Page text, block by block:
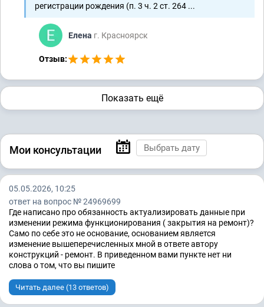
регистрации рождения (п. 3 ч. 2 ст. 264 ...
Елена г. Красноярск
Отзыв:
Показать ещё
Мои консультации
05.05.2026, 10:25
ответ на вопрос № 24969699
Где написано про обязанность актуализировать данные при
изменении режима функционирования ( закрытия на ремонт)?
Само по себе это не основание, основанием является
изменение вышеперечисленных мной в ответе автору
конструкций - ремонт. В приведенном вами пункте нет ни
слова о том, что вы пишите
Читать далее (13 ответов)